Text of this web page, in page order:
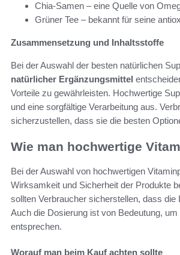
Chia-Samen – eine Quelle von
Grüner Tee – bekannt für seine
Zusammensetzung und Inhaltsstoffe
Bei der Auswahl der besten natürlichen
natürlicher Ergänzungsmittel
Vorteile zu gewährleisten. Hochwertige
und eine sorgfältige Verarbeitung aus.
sicherzustellen, dass sie die besten
Wie man hochwertige
Bei der Auswahl von hochwertigen
Wirksamkeit und Sicherheit der Produkte
sollten Verbraucher sicherstellen, dass
Auch die Dosierung ist von Bedeutung,
entsprechen.
Worauf man beim Kauf achten sollte